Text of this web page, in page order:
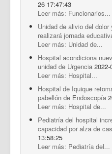
26 17:47:43
Leer más: Funcionarios...
Unidad de alivio del
realizará jornada
Leer más: Unidad de...
Hospital acondiciona
unidad de Urgencia
Leer más: Hospital...
Hospital de Iquique
pabellón de Endoscopía
Leer más: Hospital de...
Pediatría del hospital
capacidad por alza de
13:58:25
Leer más: Pediatría del...